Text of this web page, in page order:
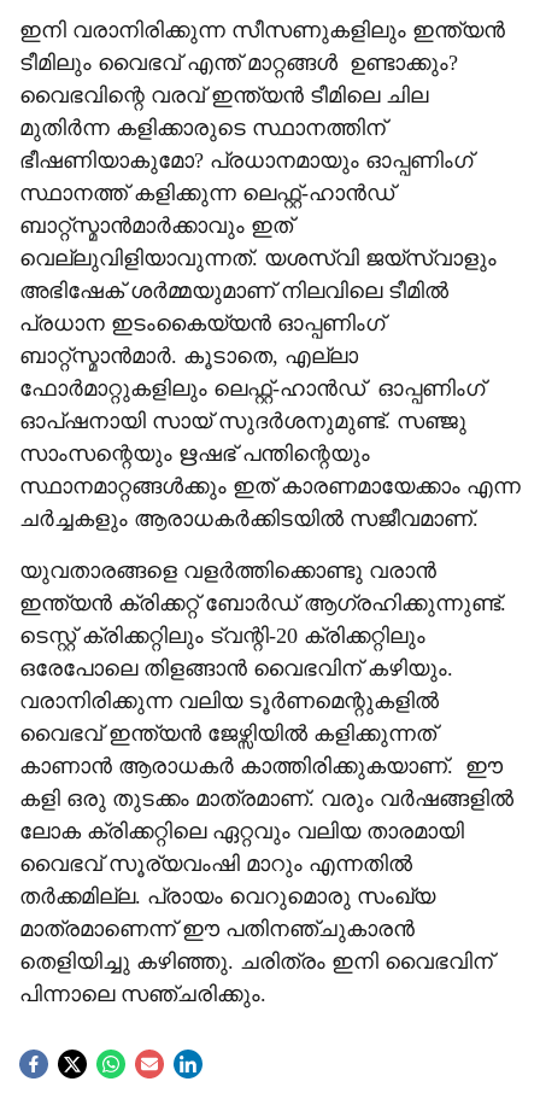
​ഇനി വരാനിരിക്കുന്ന സീസണുകളിലും ഇന്ത്യൻ
ടീമിലും വൈഭവ് എന്ത് മാറ്റങ്ങൾ ഉണ്ടാക്കും?
വൈഭവിന്റെ വരവ് ഇന്ത്യൻ ടീമിലെ ചില
മുതിർന്ന കളിക്കാരുടെ സ്ഥാനത്തിന്
ഭീഷണിയാകുമോ? പ്രധാനമായും ഓപ്പണിംഗ്
സ്ഥാനത്ത് കളിക്കുന്ന ലെഫ്റ്റ്-ഹാൻഡ്
ബാറ്റ്സ്മാൻമാർക്കാവും ഇത്
വെല്ലുവിളിയാവുന്നത്. യശസ്വി ജയ്‌സ്വാളും
അഭിഷേക് ശർമ്മയുമാണ് നിലവിലെ ടീമിൽ
പ്രധാന ഇടംകൈയ്യൻ ഓപ്പണിംഗ്
ബാറ്റ്‌സ്മാൻമാർ. കൂടാതെ, എല്ലാ
ഫോർമാറ്റുകളിലും ലെഫ്റ്റ്-ഹാൻഡ് ഓപ്പണിംഗ്
ഓപ്ഷനായി സായ് സുദർശനുമുണ്ട്. സഞ്ജു
സാംസന്റെയും ഋഷഭ് പന്തിന്റെയും
സ്ഥാനമാറ്റങ്ങൾക്കും ഇത് കാരണമായേക്കാം എന്ന
ചർച്ചകളും ആരാധകർക്കിടയിൽ സജീവമാണ്.
​യുവതാരങ്ങളെ വളർത്തിക്കൊണ്ടു വരാൻ
ഇന്ത്യൻ ക്രിക്കറ്റ് ബോർഡ് ആഗ്രഹിക്കുന്നുണ്ട്.
ടെസ്റ്റ് ക്രിക്കറ്റിലും ട്വന്റി-20 ക്രിക്കറ്റിലും
ഒരേപോലെ തിളങ്ങാൻ വൈഭവിന് കഴിയും.
വരാനിരിക്കുന്ന വലിയ ടൂർണമെന്റുകളിൽ
വൈഭവ് ഇന്ത്യൻ ജേഴ്സിയിൽ കളിക്കുന്നത്
കാണാൻ ആരാധകർ കാത്തിരിക്കുകയാണ്. ​ഈ
കളി ഒരു തുടക്കം മാത്രമാണ്. വരും വർഷങ്ങളിൽ
ലോക ക്രിക്കറ്റിലെ ഏറ്റവും വലിയ താരമായി
വൈഭവ് സൂര്യവംഷി മാറും എന്നതിൽ
തർക്കമില്ല. പ്രായം വെറുമൊരു സംഖ്യ
മാത്രമാണെന്ന് ഈ പതിനഞ്ചുകാരൻ
തെളിയിച്ചു കഴിഞ്ഞു. ചരിത്രം ഇനി വൈഭവിന്
പിന്നാലെ സഞ്ചരിക്കും.